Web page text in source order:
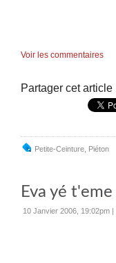
Voir les commentaires
Partager cet article
Petite-Ceinture Piéton
Eva yé t'eme
10 Janvier 2006, 19:02pm |